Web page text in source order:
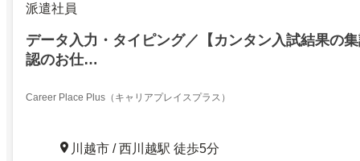
派遣社員
データ入力・タイピング／【カンタン入試結果の
認のお仕…
Career Place Plus（キャリアプレイスプラス）
川越市 / 西川越駅 徒歩5分